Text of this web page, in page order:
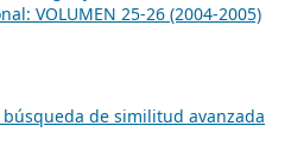
VOLUMEN 25-26 (2004-2005)
de similitud avanzada